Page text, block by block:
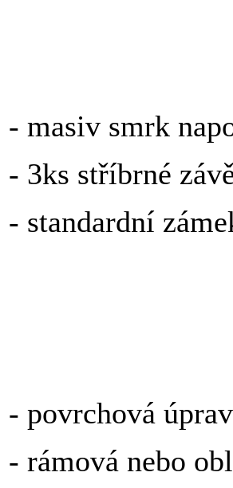
- masiv smrk
- 3ks stříbrné
- standardní
- povrchová
- rámová nebo